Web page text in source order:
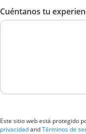
Cuéntanos tu
Este sitio web está protegido
privacidadandTérminos de